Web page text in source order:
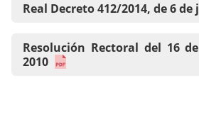
Real Decreto 412/2014, de 6
Resolución Rectoral del 16
2010